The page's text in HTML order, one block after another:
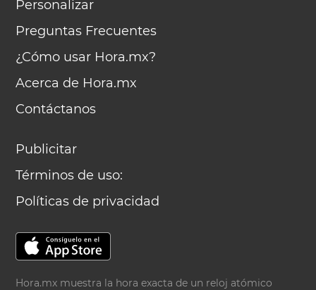
Personalizar
Preguntas Frecuentes
¿Cómo usar Hora.mx?
Acerca de Hora.mx
Contáctanos
Publicitar
Términos de uso:
Políticas de privacidad
Hora.mx muestra la hora exacta de un reloj atómico